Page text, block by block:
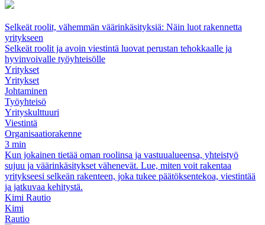
Selkeät roolit, vähemmän väärinkäsityksiä: Näin luot rakennetta
yritykseen
Selkeät roolit ja avoin viestintä luovat perustan tehokkaalle ja
hyvinvoivalle työyhteisölle
Yritykset
Yritykset
Johtaminen
Työyhteisö
Yrityskulttuuri
Viestintä
Organisaatiorakenne
3 min
Kun jokainen tietää oman roolinsa ja vastuualueensa, yhteistyö
sujuu ja väärinkäsitykset vähenevät. Lue, miten voit rakentaa
yritykseesi selkeän rakenteen, joka tukee päätöksentekoa, viestintää
ja jatkuvaa kehitystä.
Kimi Rautio
Kimi
Rautio